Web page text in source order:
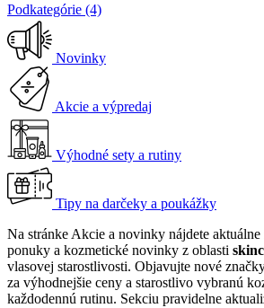
Podkategórie (4)
Novinky
Akcie a výpredaj
Výhodné sety a rutiny
Tipy na darčeky a poukážky
Na stránke Akcie a novinky nájdete aktuálne
ponuky a kozmetické novinky z oblasti
vlasovej starostlivosti. Objavujte nové
za výhodnejšie ceny a starostlivo vybranú
každodennú rutinu. Sekciu pravidelne